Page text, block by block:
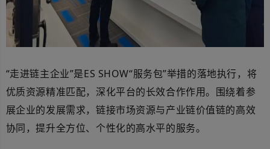
“走进链主企业”是ES SHOW“服务包”举措的落地执行，将
优质资源精准匹配，深化平台的长效合作作用。围绕着参
展企业的发展需求，链接市场资源与产业链价值链的高效
协同，提升全方位、个性化的高水平的服务。